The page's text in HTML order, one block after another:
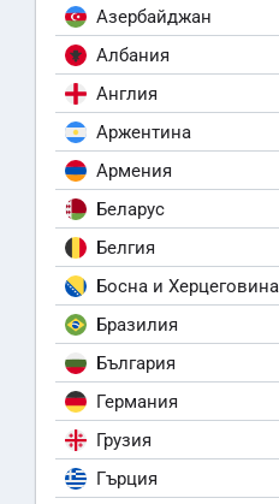
Азербайджан
Албания
Англия
Аржентина
Армения
Беларус
Белгия
Босна и Херцеговина
Бразилия
България
Германия
Грузия
Гърция